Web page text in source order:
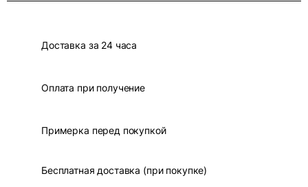
Доставка за 24 часа
Оплата при получение
Примерка перед покупкой
Бесплатная доставка (при покупке)